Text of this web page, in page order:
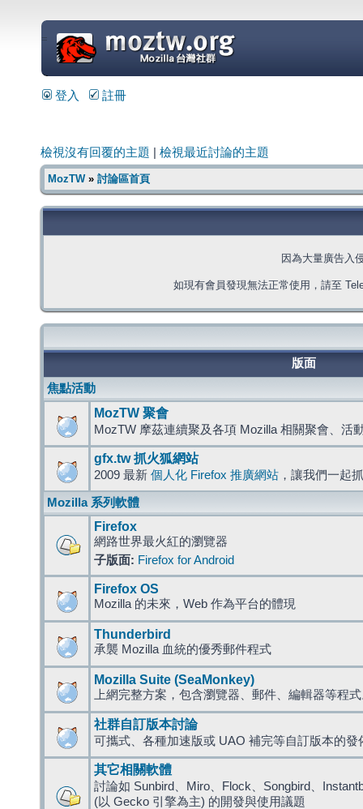
=
登入 註冊
檢視沒有回覆的主題 檢視最近討論的主題
MozTW» 討論區首頁
因為大量廣告入
如現有會員發現無法正常使用，請至
版面
焦點活動
MozTW 聚會
MozTW 摩茲連續聚及各項 Mozilla 相關聚會、活
gfx.tw 抓火狐網站
2009 最新 個人化 Firefox 推廣網站 ，讓我們一起
Mozilla 系列軟體
Firefox
網路世界最火紅的瀏覽器
子版面: Firefox for Android
Firefox OS
Mozilla 的未來，Web 作為平台的體現
Thunderbird
承襲 Mozilla 血統的優秀郵件程式
Mozilla Suite (SeaMonkey)
上網完整方案，包含瀏覽器、郵件、編輯器等程
社群自訂版本討論
可攜式、各種加速版或 UAO 補完等自訂版本的發
其它相關軟體
討論如 Sunbird、Miro、Flock、Songbird、
(以 Gecko 引擎為主) 的開發與使用議題